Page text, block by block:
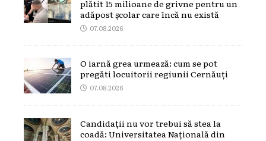
plătit 15 milioane de grivne pentru un
adăpost școlar care încă nu există
07.08.2026
O iarnă grea urmează: cum se pot
pregăti locuitorii regiunii Cernăuți
07.08.2026
Candidații nu vor trebui să stea la
coadă: Universitatea Națională din